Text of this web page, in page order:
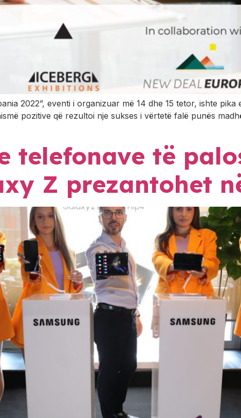
2022”, eventi i organizuar më 14 dhe 15 tetor, ishte
pozitive që rezultoi nje sukses i vërtetë falë punës
telefonave të
Z prezantohet